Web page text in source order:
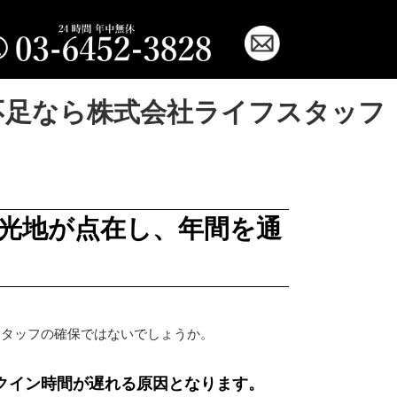
なら株式会社ライフスタッフ
地が点在し、年間を通
ッフの確保ではないでしょうか。
ン時間が遅れる原因となります。